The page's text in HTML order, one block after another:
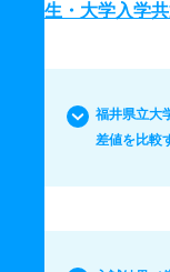
生・大学入学
福井県立大
差値を比較